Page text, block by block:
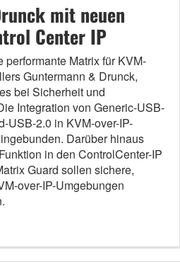
mit neuen
Center IP
performante Matrix für KVM-
Guntermann & Drunck,
bei Sicherheit und
Integration von Generic-USB-
USB-2.0 in KVM-over-IP-
Darüber hinaus
in den ControlCenter-IP
Guard sollen sichere,
over-IP-Umgebungen